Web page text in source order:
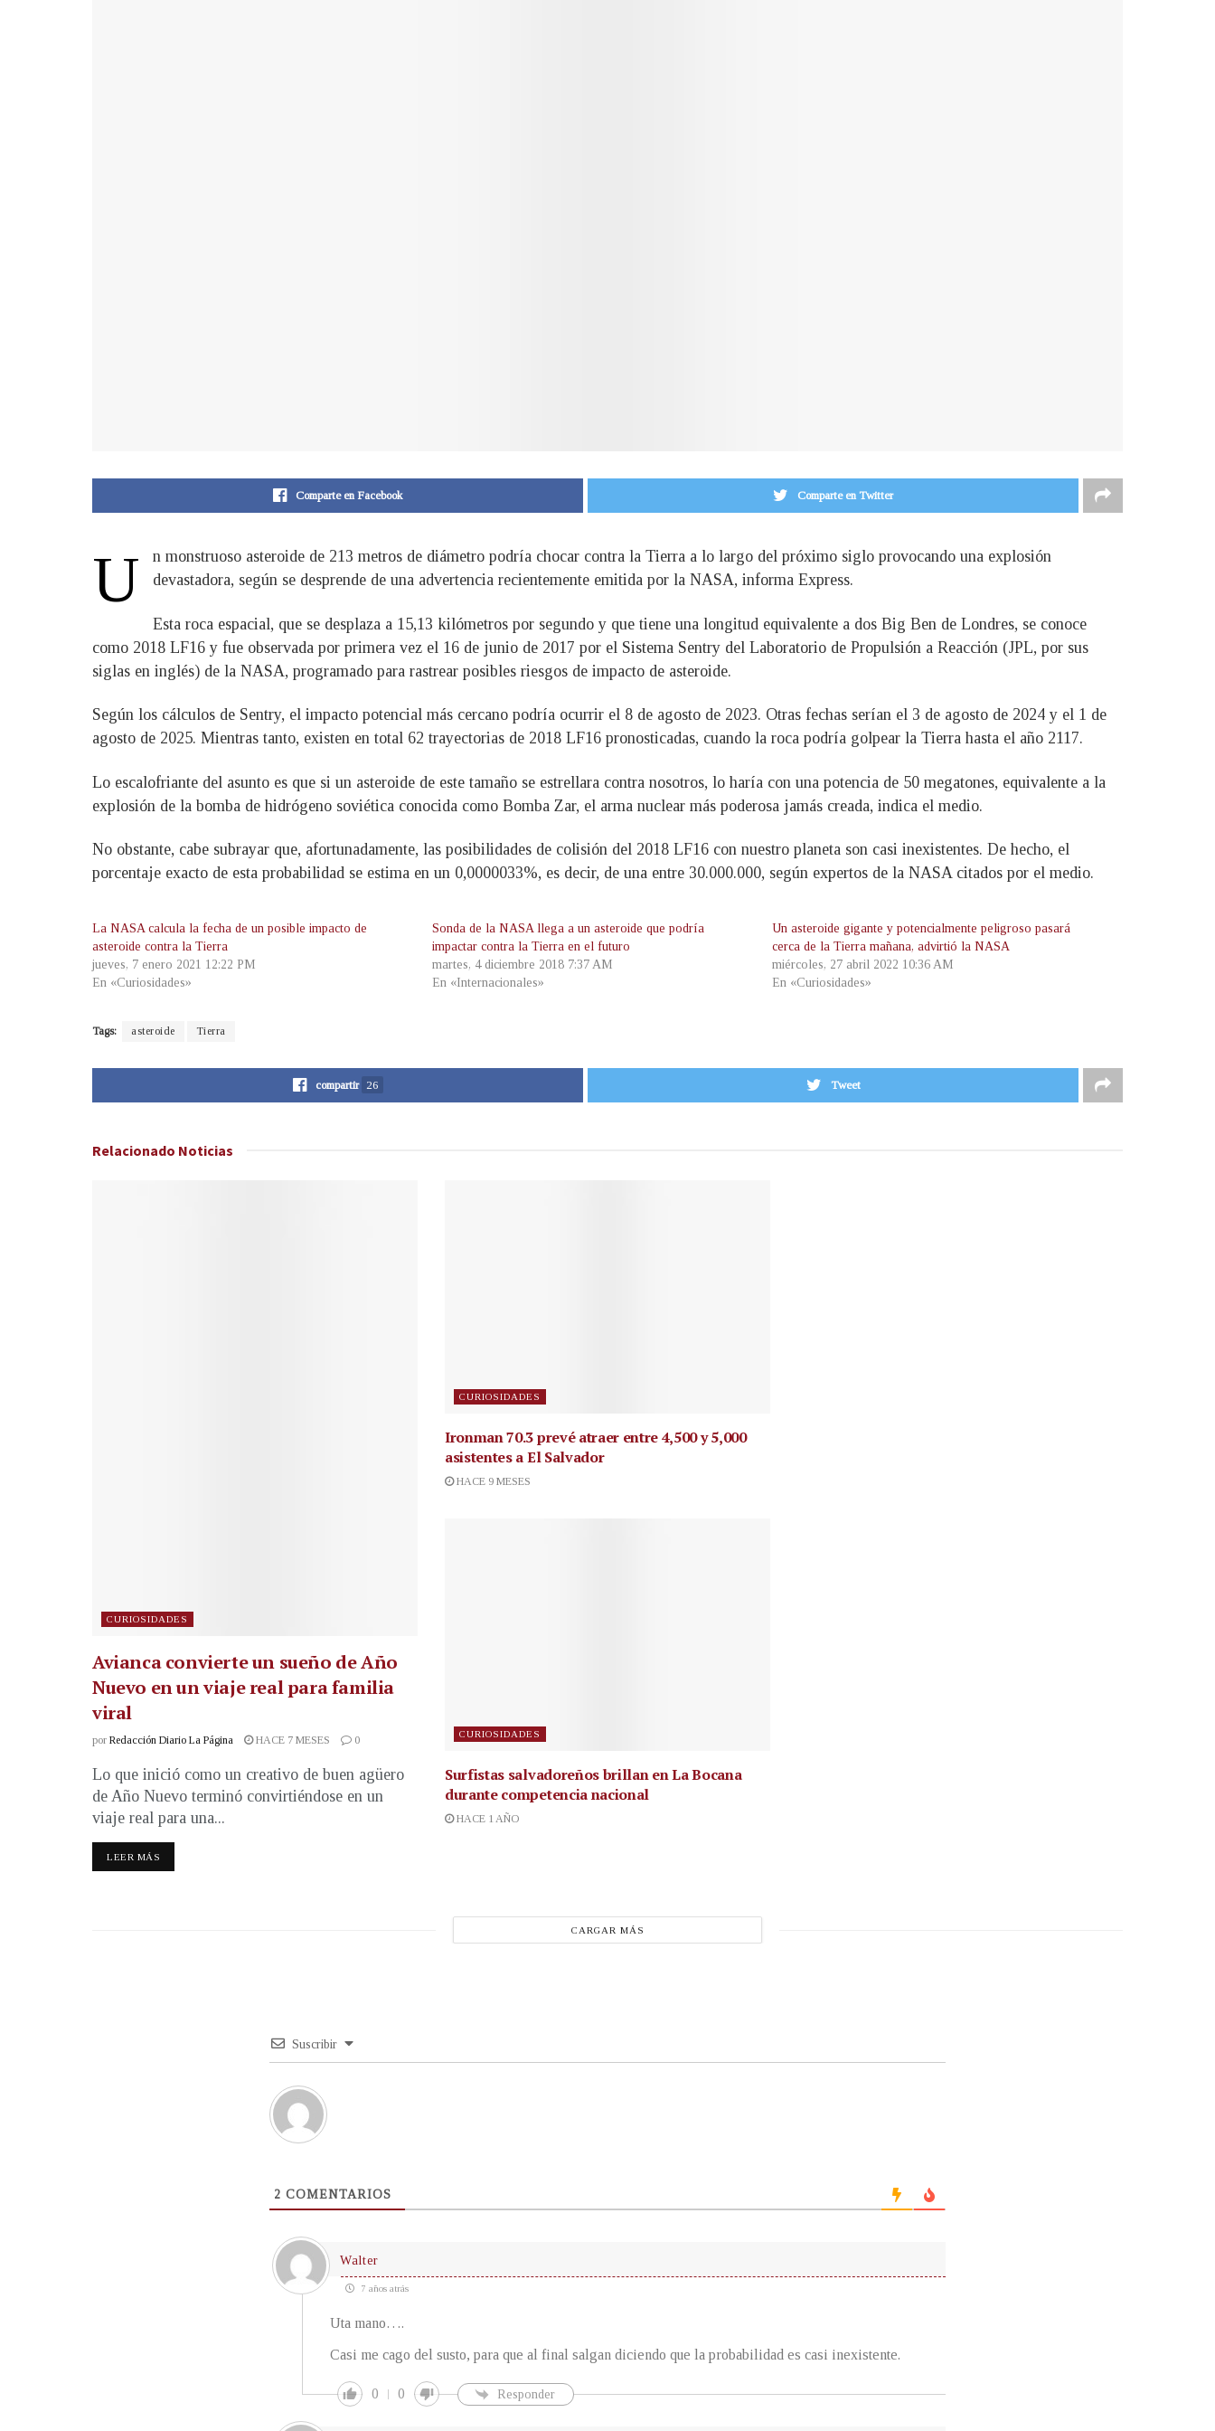
Comparte en Facebook Comparte en Twitter
U
n monstruoso asteroide de 213 metros de diámetro podría chocar contra la Tierra a lo largo del próximo siglo provocando una explosión
devastadora, según se desprende de una advertencia recientemente emitida por la NASA, informa Express.
Esta roca espacial, que se desplaza a 15,13 kilómetros por segundo y que tiene una longitud equivalente a dos Big Ben de Londres, se conoce
como 2018 LF16 y fue observada por primera vez el 16 de junio de 2017 por el Sistema Sentry del Laboratorio de Propulsión a Reacción (JPL, por sus
siglas en inglés) de la NASA, programado para rastrear posibles riesgos de impacto de asteroide.
Según los cálculos de Sentry, el impacto potencial más cercano podría ocurrir el 8 de agosto de 2023. Otras fechas serían el 3 de agosto de 2024 y el 1 de
agosto de 2025. Mientras tanto, existen en total 62 trayectorias de 2018 LF16 pronosticadas, cuando la roca podría golpear la Tierra hasta el año 2117.
Lo escalofriante del asunto es que si un asteroide de este tamaño se estrellara contra nosotros, lo haría con una potencia de 50 megatones, equivalente a la
explosión de la bomba de hidrógeno soviética conocida como Bomba Zar, el arma nuclear más poderosa jamás creada, indica el medio.
No obstante, cabe subrayar que, afortunadamente, las posibilidades de colisión del 2018 LF16 con nuestro planeta son casi inexistentes. De hecho, el
porcentaje exacto de esta probabilidad se estima en un 0,0000033%, es decir, de una entre 30.000.000, según expertos de la NASA citados por el medio.
La NASA calcula la fecha de un posible impacto de
asteroide contra la Tierra
jueves, 7 enero 2021 12:22 PM
En «Curiosidades»
Sonda de la NASA llega a un asteroide que podría
impactar contra la Tierra en el futuro
martes, 4 diciembre 2018 7:37 AM
En «Internacionales»
Un asteroide gigante y potencialmente peligroso pasará
cerca de la Tierra mañana, advirtió la NASA
miércoles, 27 abril 2022 10:36 AM
En «Curiosidades»
Tags: asteroide Tierra
compartir 26 Tweet
Relacionado Noticias
CURIOSIDADES
Avianca convierte un sueño de Año
Nuevo en un viaje real para familia
viral
por Redacción Diario La Página HACE 7 MESES 0
Lo que inició como un creativo de buen agüero
de Año Nuevo terminó convirtiéndose en un
viaje real para una...
LEER MÁS
CURIOSIDADES
Ironman 70.3 prevé atraer entre 4,500 y 5,000
asistentes a El Salvador
HACE 9 MESES
CURIOSIDADES
Surfistas salvadoreños brillan en La Bocana
durante competencia nacional
HACE 1 AÑO
CARGAR MÁS
Suscribir
2 COMENTARIOS
Walter
7 años atrás
Uta mano….
Casi me cago del susto, para que al final salgan diciendo que la probabilidad es casi inexistente.
0 0 Responder